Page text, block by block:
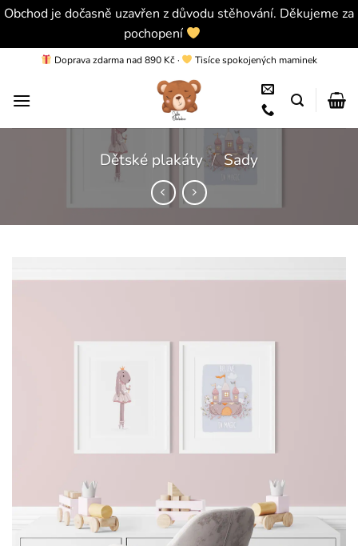
Obchod je dočasně uzavřen z důvodu stěhování. Děkujeme za
pochopení
Přeskočit
obsah
Doprava zdarma nad 890 Kč · Tisíce spokojených maminek
Dětské plakáty / Sady